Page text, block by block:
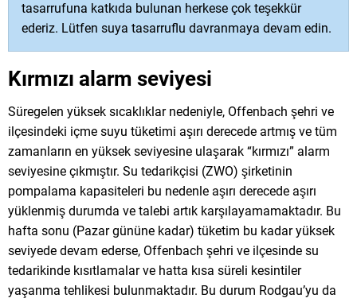
tasarrufuna katkıda bulunan herkese çok teşekkür
ederiz. Lütfen suya tasarruflu davranmaya devam edin.
Kırmızı alarm seviyesi
Süregelen yüksek sıcaklıklar nedeniyle, Offenbach şehri ve
ilçesindeki içme suyu tüketimi aşırı derecede artmış ve tüm
zamanların en yüksek seviyesine ulaşarak “kırmızı” alarm
seviyesine çıkmıştır. Su tedarikçisi (ZWO) şirketinin
pompalama kapasiteleri bu nedenle aşırı derecede aşırı
yüklenmiş durumda ve talebi artık karşılayamamaktadır. Bu
hafta sonu (Pazar gününe kadar) tüketim bu kadar yüksek
seviyede devam ederse, Offenbach şehri ve ilçesinde su
tedarikinde kısıtlamalar ve hatta kısa süreli kesintiler
yaşanma tehlikesi bulunmaktadır. Bu durum Rodgau’yu da